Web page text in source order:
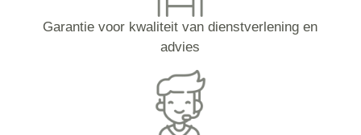
Garantie voor kwaliteit van dienstverlening en
advies